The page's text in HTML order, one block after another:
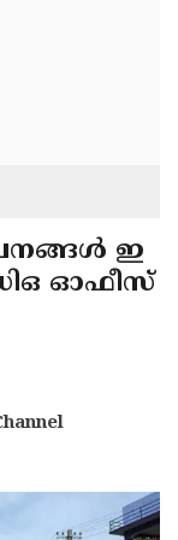
ഇ
ഓഫീസ്